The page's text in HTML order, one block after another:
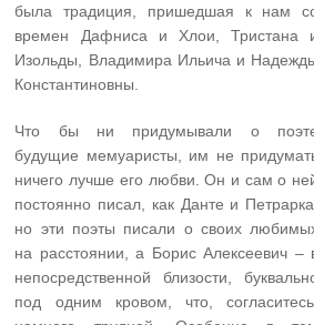
была традиция, пришедшая к нам
времен Дафниса и Хлои, Тристана
Изольды, Владимира Ильича и
Константиновны.
Что бы ни придумывали о
будущие мемуаристы, им не
ничего лучше его любви. Он и сам о
постоянно писал, как Данте и Петрарка,
но эти поэты писали о своих
на расстоянии, а Борис Алексеевич –
непосредственной близости,
под одним кровом, что, согласитесь,